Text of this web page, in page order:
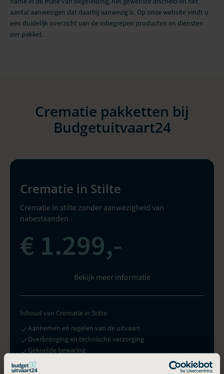
aantal aanwezigen dat daarbij aanwezig is. Op onze website vindt u
een duidelijk overzicht van de inbegrepen producten en diensten
per pakket.
Crematie pakketten bij
Budgetuitvaart24
Crematie in Stilte
Crematie in stilte zonder aanwezigheid van
nabestaanden
€ 1.299,-
Bekijk meer informatie
Inhoud van Crematie in Stilte
Aannemen en regelen van de uitvaart
Overbrenging en technische verzorging
Gekoelde bewaring
Uitvaartkist met kleine beschadiging